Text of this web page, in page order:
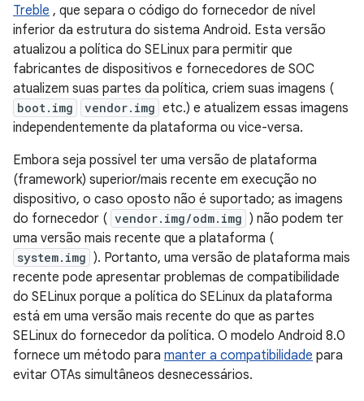
Treble , que separa o código do fornecedor de nível
inferior da estrutura do sistema Android. Esta versão
atualizou a política do SELinux para permitir que
fabricantes de dispositivos e fornecedores de SOC
atualizem suas partes da política, criem suas imagens (
boot.img vendor.img etc.) e atualizem essas imagens
independentemente da plataforma ou vice-versa.
Embora seja possível ter uma versão de plataforma
(framework) superior/mais recente em execução no
dispositivo, o caso oposto não é suportado; as imagens
do fornecedor ( vendor.img/odm.img ) não podem ter
uma versão mais recente que a plataforma (
system.img ). Portanto, uma versão de plataforma mais
recente pode apresentar problemas de compatibilidade
do SELinux porque a política do SELinux da plataforma
está em uma versão mais recente do que as partes
SELinux do fornecedor da política. O modelo Android 8.0
fornece um método para manter a compatibilidade para
evitar OTAs simultâneos desnecessários.